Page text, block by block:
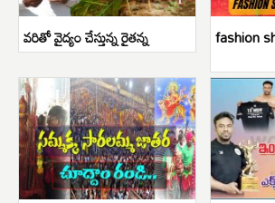
వరితో వైద్యం చేస్తున్న రైతన్న fashion